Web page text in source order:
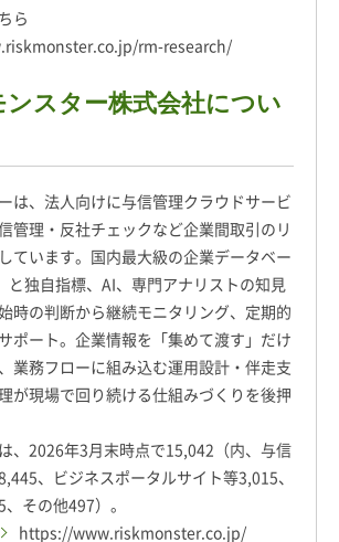
ちら
rm-research/
ンスター株式会社につい
は、法人向けに与信管理クラウドサービ
管理・反社チェックなど企業間取引のリ
ています。国内最大級の企業データベー
と独自指標、AI、専門アナリストの知見
時の判断から継続モニタリング、定期的
ポート。企業情報を「集めて渡す」だけ
業務フローに組み込む運用設計・伴走支
が現場で回り続ける仕組みづくりを後押
、2026年3月末時点で15,042（内、与信
、ビジネスポータルサイト等3,015、
その他497）。
https://www.riskmonster.co.jp/